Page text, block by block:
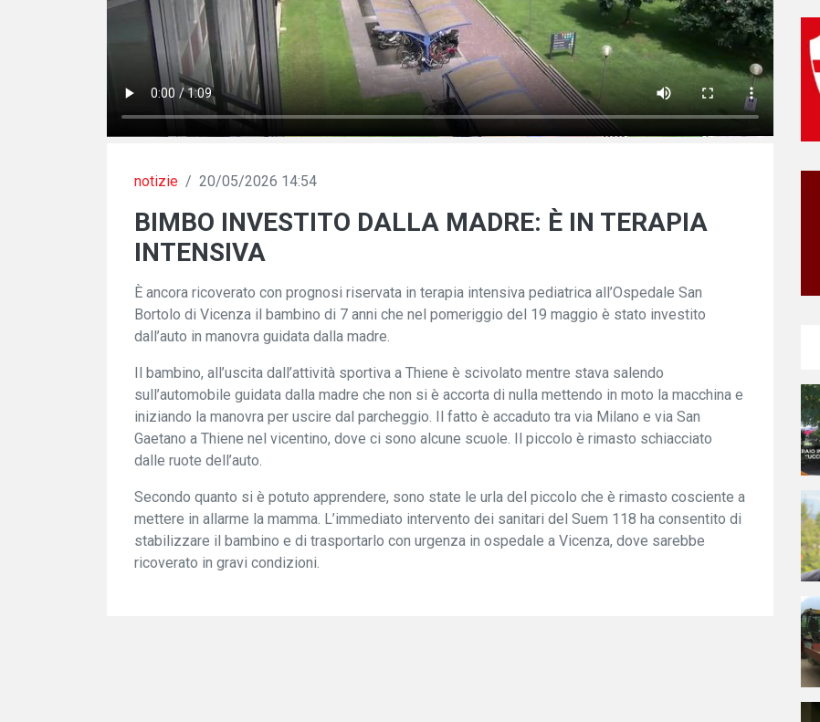
notizie / 20/05/2026 14:54
BIMBO INVESTITO DALLA MADRE: È IN TERAPIA
INTENSIVA
È ancora ricoverato con prognosi riservata in terapia intensiva pediatrica all’Ospedale San
Bortolo di Vicenza il bambino di 7 anni che nel pomeriggio del 19 maggio è stato investito
dall’auto in manovra guidata dalla madre.
Il bambino, all’uscita dall’attività sportiva a Thiene è scivolato mentre stava salendo
sull’automobile guidata dalla madre che non si è accorta di nulla mettendo in moto la macchina e
iniziando la manovra per uscire dal parcheggio. Il fatto è accaduto tra via Milano e via San
Gaetano a Thiene nel vicentino, dove ci sono alcune scuole. Il piccolo è rimasto schiacciato
dalle ruote dell’auto.
Secondo quanto si è potuto apprendere, sono state le urla del piccolo che è rimasto cosciente a
mettere in allarme la mamma. L’immediato intervento dei sanitari del Suem 118 ha consentito di
stabilizzare il bambino e di trasportarlo con urgenza in ospedale a Vicenza, dove sarebbe
ricoverato in gravi condizioni.